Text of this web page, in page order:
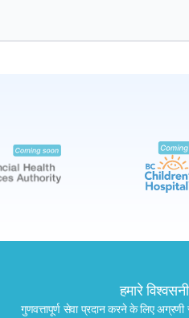
हमारे
गुणवत्तापूर्ण सेवा प्रदान करने के लिए अग्रणी